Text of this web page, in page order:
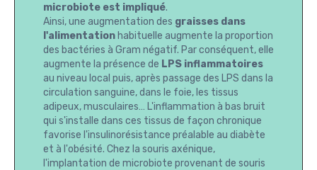
microbiote est impliqué.
Ainsi, une augmentation des graisses dans
l'alimentation habituelle augmente la proportion
des bactéries à Gram négatif. Par conséquent, elle
augmente la présence de LPS inflammatoires
au niveau local puis, après passage des LPS dans la
circulation sanguine, dans le foie, les tissus
adipeux, musculaires… L'inflammation à bas bruit
qui s'installe dans ces tissus de façon chronique
favorise l'insulinorésistance préalable au diabète
et à l'obésité. Chez la souris axénique,
l'implantation de microbiote provenant de souris